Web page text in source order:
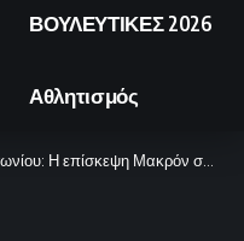
ΒΟΥΛΕΥΤΙΚΕΣ 2026
Αθλητισμός
Μακρόν σφραγίζει την έμπρακτη αλληλεγγύη προς την Κύπρο